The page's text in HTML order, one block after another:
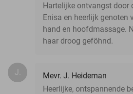
Hartelijke ontvangst door
Enisa en heerlijk genoten
hand en hoofdmassage.
haar droog geföhnd.
J.
Mevr. J. Heideman
Heerlijke, ontspannende